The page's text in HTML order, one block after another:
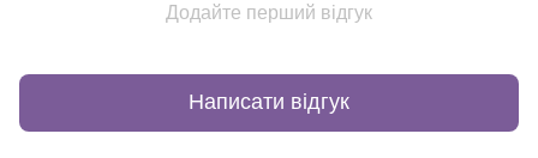
Додайте перший відгук
Написати відгук